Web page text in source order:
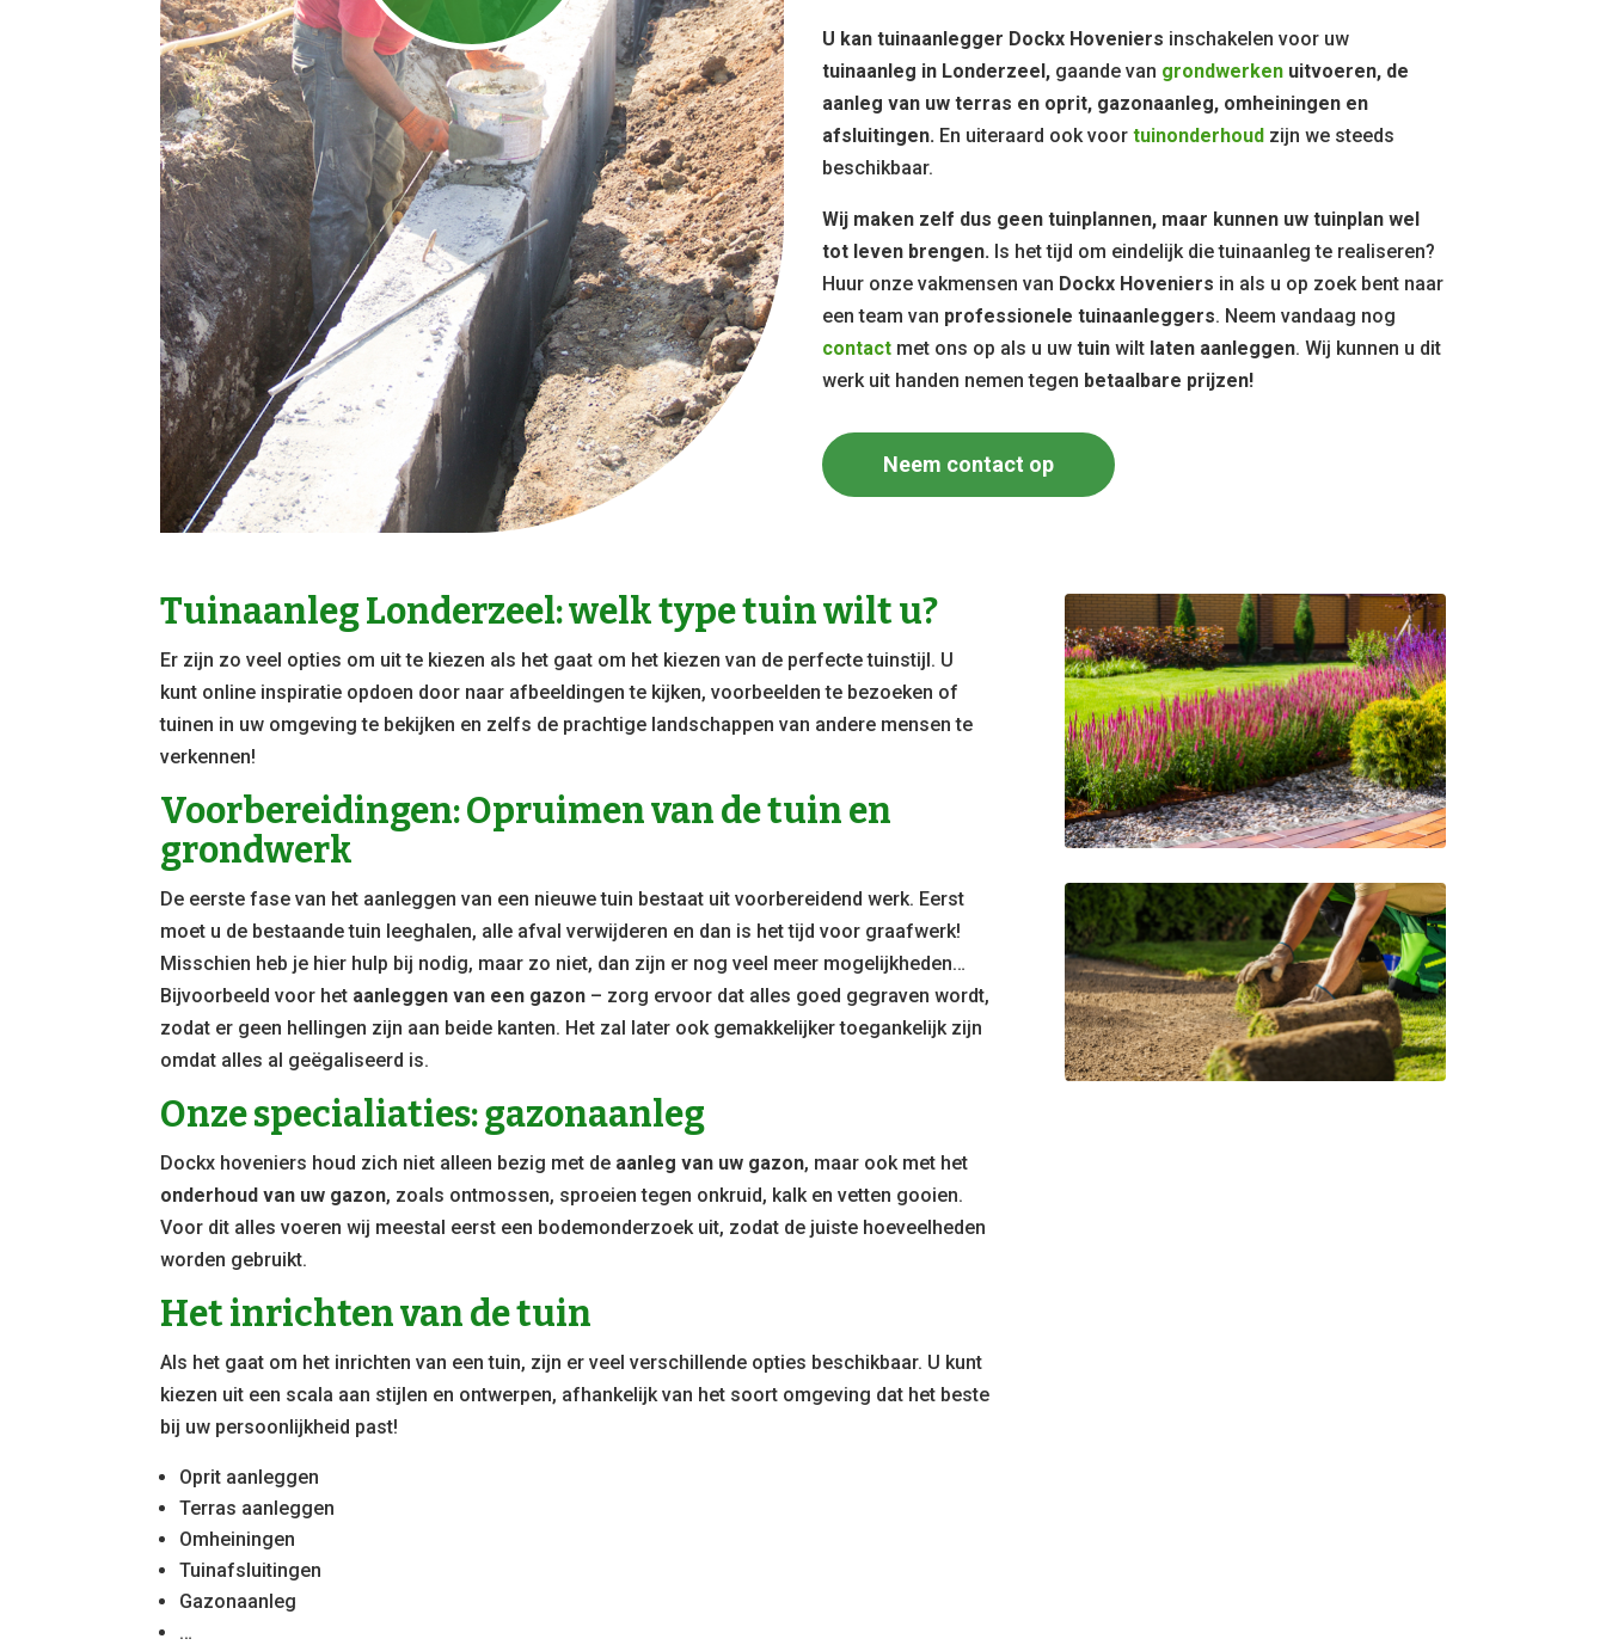
U kan tuinaanlegger Dockx Hoveniers inschakelen voor uw
tuinaanleg in Londerzeel, gaande van grondwerken uitvoeren, de
aanleg van uw terras en oprit, gazonaanleg, omheiningen en
afsluitingen. En uiteraard ook voortuinonderhoud zijn we steeds
beschikbaar.
Wij maken zelf dus geen tuinplannen, maar kunnen uw tuinplan wel
tot leven brengen. Is het tijd om eindelijk die tuinaanleg te realiseren?
Huur onze vakmensen van Dockx Hoveniers in als u op zoek bent naar
een team van professionele tuinaanleggers. Neem vandaag nog
contact met ons op als u uwtuin wilt laten aanleggen. Wij kunnen u dit
werk uit handen nemen tegen betaalbare prijzen!
Neem contact op
Tuinaanleg Londerzeel: welk type tuin wilt u?
Er zijn zo veel opties om uit te kiezen als het gaat om het kiezen van de perfecte tuinstijl. U
kunt online inspiratie opdoen door naar afbeeldingen te kijken, voorbeelden te bezoeken of
tuinen in uw omgeving te bekijken en zelfs de prachtige landschappen van andere mensen te
verkennen!
Voorbereidingen: Opruimen van de tuin en
grondwerk
De eerste fase van het aanleggen van een nieuwe tuin bestaat uit voorbereidend werk. Eerst
moet u de bestaande tuin leeghalen, alle afval verwijderen en dan is het tijd voor graafwerk!
Misschien heb je hier hulp bij nodig, maar zo niet, dan zijn er nog veel meer mogelijkheden…
Bijvoorbeeld voor het aanleggen van een gazon – zorg ervoor dat alles goed gegraven wordt,
zodat er geen hellingen zijn aan beide kanten. Het zal later ook gemakkelijker toegankelijk zijn
omdat alles al geëgaliseerd is.
Onze specialiaties: gazonaanleg
Dockx hoveniers houd zich niet alleen bezig met de aanleg van uw gazon, maar ook met het
onderhoud van uw gazon, zoals ontmossen, sproeien tegen onkruid, kalk en vetten gooien.
Voor dit alles voeren wij meestal eerst een bodemonderzoek uit, zodat de juiste hoeveelheden
worden gebruikt.
Het inrichten van de tuin
Als het gaat om het inrichten van een tuin, zijn er veel verschillende opties beschikbaar. U kunt
kiezen uit een scala aan stijlen en ontwerpen, afhankelijk van het soort omgeving dat het beste
bij uw persoonlijkheid past!
Oprit aanleggen
Terras aanleggen
Omheiningen
Tuinafsluitingen
Gazonaanleg
…